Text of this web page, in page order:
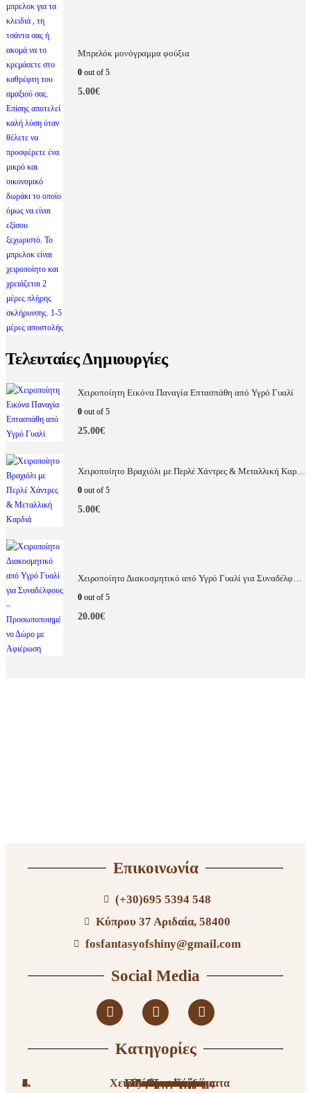
Μπρελόκ μονόγραμμα φούξια
0 out of 5
5.00€
Τελευταίες Δημιουργίες
Χειροποίητη Εικόνα Παναγία Επτασπάθη από Υγρό Γυαλί
0 out of 5
25.00€
0 out of 5
5.00€
Χειροποίητο Διακοσμητικό από Υγρό Γυαλί για Συναδέλφους – Προσωποποιημένο Δώρο με Αφιέρωση
0 out of 5
20.00€
Επικοινωνία
(+30)695 5394 548
Κύπρου 37 Αριδαία, 58400
fosfantasyofshiny@gmail.com
Social Media
Κατηγορίες
Χειροποίητα Κοσμήματα
Διακοσμητικά
Miyuki κοσμήματα
Είδη διακόσμησης
Είδη γραφείου
Αξεσουάρ
Εποχιακά είδη